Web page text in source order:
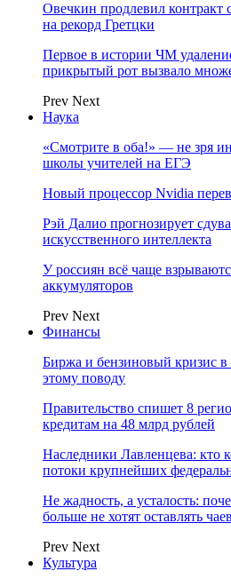
Овечкин продлевил
на рекорд Гретцки
Первое в истории ЧМ
прикрытый рот вызвало
Prev Next
Наука
«Смотрите в оба!» — не зря
школы учителей на ЕГЭ
Новый процессор Nvidia
Рэй Далио прогнозирует
искусственного интеллекта
У россиян всё чаще
аккумуляторов
Prev Next
Финансы
Биржа и бензиновый кризис в
этому поводу
Правительство спишет 8
кредитам на 48 млрд рублей
Наследники Лавленцева: кто
потоки крупнейших
Не жадность, а усталость:
больше не хотят оставлять
Prev Next
Культура